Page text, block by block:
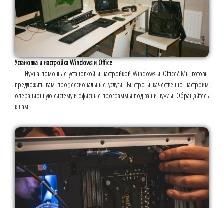
Установка и настройка Windows и Office
Нужна помощь с установкой и настройкой Windows и Office? Мы готовы
предложить вам профессиональные услуги. Быстро и качественно настроим
операционную систему и офисные программы под ваши нужды. Обращайтесь
к нам!